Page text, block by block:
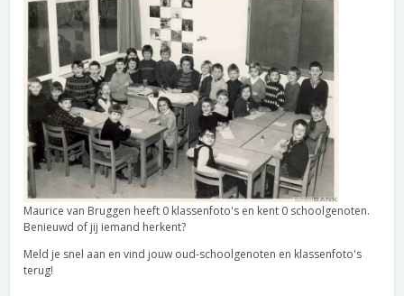
Maurice van Bruggen heeft 0 klassenfoto's en kent 0 schoolgenoten.
Benieuwd of jij iemand herkent?
Meld je snel aan en vind jouw oud-schoolgenoten en klassenfoto's
terug!